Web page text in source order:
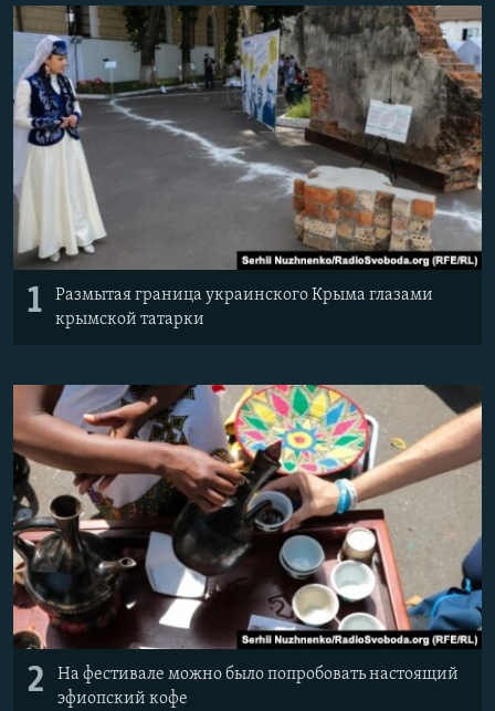
ПОБЕДИТЕЛЕЙ НЕ СУДЯТ?
КРЫМ.НЕПОКОРЕННЫЙ
ELIFBE
УКРАИНСКАЯ ПРОБЛЕМА КРЫМА
ПРИСОЕДИНЯЙТЕСЬ!
Все сайты RFE/RL
1
Размытая граница украинского Крыма глазами
крымской татарки
2
На фестивале можно было попробовать настоящий
эфиопский кофе